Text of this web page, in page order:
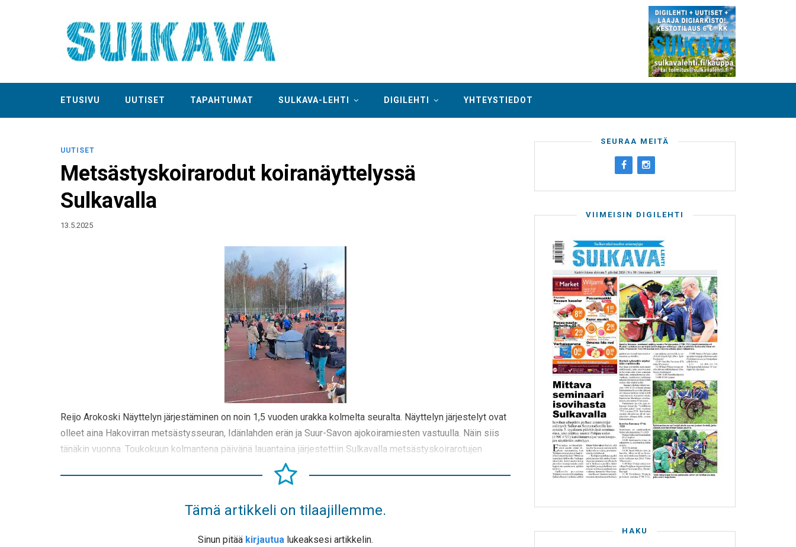
ETUSIVU UUTISET TAPAHTUMAT SULKAVA-LEHTI DIGILEHTI YHTEYSTIEDOT
UUTISET
Metsästyskoirarodut koiranäyttelyssä
Sulkavalla
13.5.2025
Reijo Arokoski Näyttelyn järjestäminen on noin 1,5 vuoden urakka kolmelta seuralta. Näyttelyn järjestelyt ovat
olleet aina Hakovirran metsästysseuran, Idänlahden erän ja Suur-Savon ajokoiramiesten vastuulla. Näin siis
tänäkin vuonna. Toukokuun kolmantena päivänä lauantaina järjestettiin Sulkavalla metsästyskoirarotujen
Tämä artikkeli on tilaajillemme.
Sinun pitää kirjautua lukeaksesi artikkelin.
SEURAA MEITÄ
VIIMEISIN DIGILEHTI
HAKU